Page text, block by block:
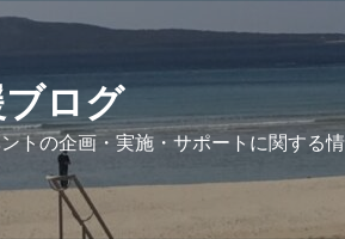
ログ
トの企画・実施・サポートに関する